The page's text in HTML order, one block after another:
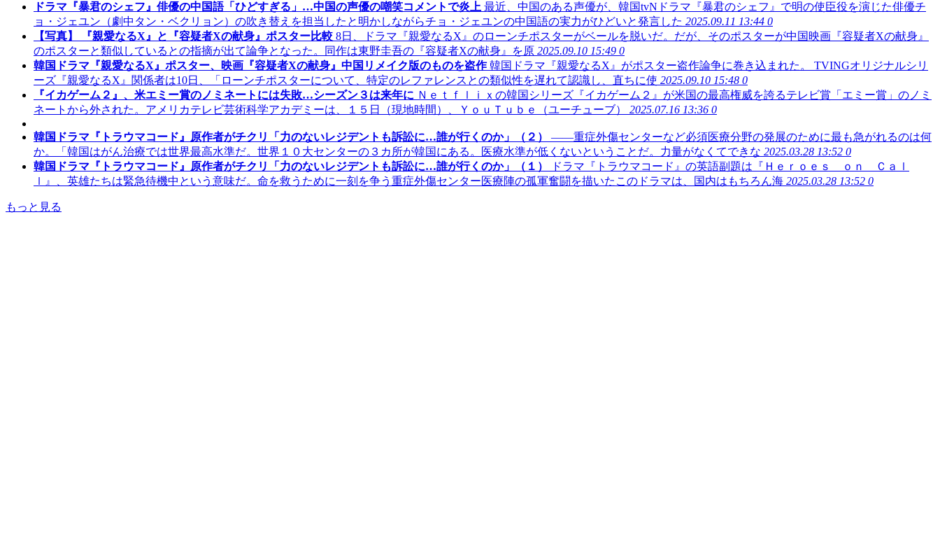
ドラマ『暴君のシェフ』俳優の中国語「ひどすぎる」…中国の声優の嘲笑コメントで炎上 最近、中国のある声優が、韓国tvNドラマ『暴君のシェフ』で明の使臣役を演じた俳優チ
ョ・ジェユン（劇中タン・ベクリョン）の吹き替えを担当したと明かしながらチョ・ジェユンの中国語の実力がひどいと発言した 2025.09.11 13:44 0
【写真】 『親愛なるX』と『容疑者Xの献身』ポスター比較 8日、ドラマ『親愛なるX』のローンチポスターがベールを脱いだ。だが、そのポスターが中国映画『容疑者Xの献身』
のポスターと類似しているとの指摘が出て論争となった。同作は東野圭吾の『容疑者Xの献身』を原 2025.09.10 15:49 0
韓国ドラマ『親愛なるX』ポスター、映画『容疑者Xの献身』中国リメイク版のものを盗作 韓国ドラマ『親愛なるX』がポスター盗作論争に巻き込まれた。 TVINGオリジナルシリ
ーズ『親愛なるX』関係者は10日、「ローンチポスターについて、特定のレファレンスとの類似性を遅れて認識し、直ちに使 2025.09.10 15:48 0
『イカゲーム２』、米エミー賞のノミネートには失敗…シーズン３は来年に Ｎｅｔｆｌｉｘの韓国シリーズ『イカゲーム２』が米国の最高権威を誇るテレビ賞「エミー賞」のノミ
ネートから外された。アメリカテレビ芸術科学アカデミーは、１５日（現地時間）、ＹｏｕＴｕｂｅ（ユーチューブ）
2025.07.16 13:36 0
韓国ドラマ『トラウマコード』原作者がチクリ「力のないレジデントも訴訟に…誰が行くのか」（２）
――重症外傷センターなど必須医療分野の発展のために最も急がれるのは何
か。「韓国はがん治療では世界最高水準だ。世界１０大センターの３カ所が韓国にある。医療水準が低くないということだ。力量がなくてできな 2025.03.28 13:52 0
韓国ドラマ『トラウマコード』原作者がチクリ「力のないレジデントも訴訟に…誰が行くのか」（１）
ドラマ『トラウマコード』の英語副題は『Ｈｅｒｏｅｓ ｏｎ Ｃａｌ
ｌ』、英雄たちは緊急待機中という意味だ。命を救うために一刻を争う重症外傷センター医療陣の孤軍奮闘を描いたこのドラマは、国内はもちろん海 2025.03.28 13:52 0
もっと見る